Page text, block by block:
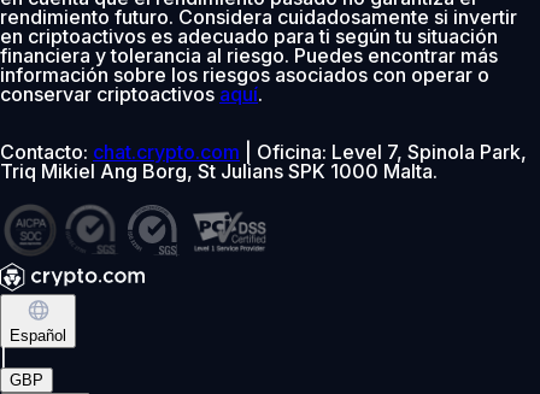
rendimiento futuro. Considera cuidadosamente si invertir
en criptoactivos es adecuado para ti según tu situación
financiera y tolerancia al riesgo. Puedes encontrar más
información sobre los riesgos asociados con operar o
conservar criptoactivos aquí.
Contacto: chat.crypto.com | Oficina: Level 7, Spinola Park,
Triq Mikiel Ang Borg, St Julians SPK 1000 Malta.
Español
GBP